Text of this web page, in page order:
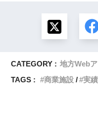
CATEGORY : 地方Web
TAGS :
商業施設 実績